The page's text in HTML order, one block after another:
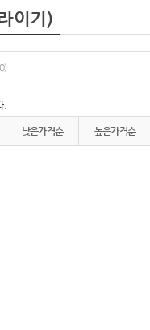
이기)
.
낮은가격순 높은가격순